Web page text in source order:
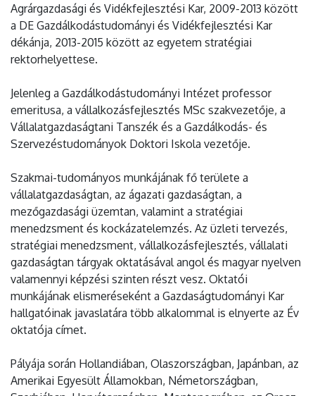
Agrárgazdasági és Vidékfejlesztési Kar, 2009-2013 között
a DE Gazdálkodástudományi és Vidékfejlesztési Kar
dékánja, 2013-2015 között az egyetem stratégiai
rektorhelyettese.
Jelenleg a Gazdálkodástudományi Intézet professor
emeritusa, a vállalkozásfejlesztés MSc szakvezetője, a
Vállalatgazdaságtani Tanszék és a Gazdálkodás- és
Szervezéstudományok Doktori Iskola vezetője.
Szakmai-tudományos munkájának fő területe a
vállalatgazdaságtan, az ágazati gazdaságtan, a
mezőgazdasági üzemtan, valamint a stratégiai
menedzsment és kockázatelemzés. Az üzleti tervezés,
stratégiai menedzsment, vállalkozásfejlesztés, vállalati
gazdaságtan tárgyak oktatásával angol és magyar nyelven
valamennyi képzési szinten részt vesz. Oktatói
munkájának elismeréseként a Gazdaságtudományi Kar
hallgatóinak javaslatára több alkalommal is elnyerte az Év
oktatója címet.
Pályája során Hollandiában, Olaszországban, Japánban, az
Amerikai Egyesült Államokban, Németországban,